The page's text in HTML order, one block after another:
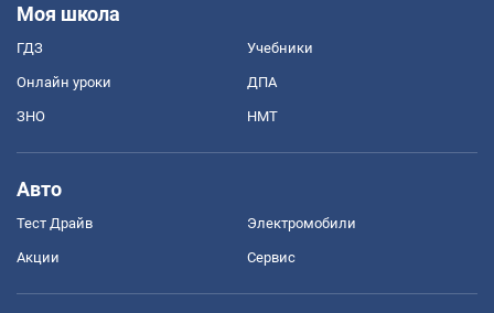
Моя школа
ГДЗ Учебники
Онлайн уроки ДПА
ЗНО НМТ
Авто
Тест Драйв Электромобили
Акции Сервис